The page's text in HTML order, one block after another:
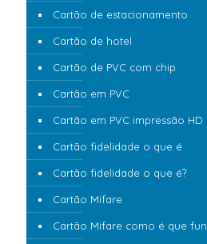
Cartão de estacionamento
Cartão de hotel
Cartão de PVC com chip
Cartão em PVC
Cartão em PVC impressão HD
Cartão fidelidade o que é
Cartão fidelidade o que é?
Cartão Mifare
Cartão Mifare como é que